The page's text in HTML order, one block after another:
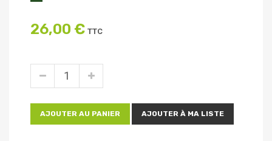
26,00 € TTC
AJOUTER AU PANIER AJOUTER À MA LISTE